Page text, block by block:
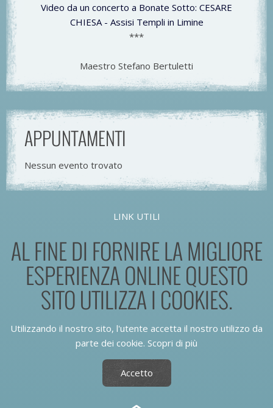
Video da un concerto a Bonate Sotto: CESARE
CHIESA - Assisi Templi in Limine
***
Maestro Stefano Bertuletti
APPUNTAMENTI
Nessun evento trovato
LINK UTILI
AL FINE DI FORNIRE LA MIGLIORE
ESPERIENZA ONLINE QUESTO
SITO UTILIZZA I COOKIES.
Utilizzando il nostro sito, l'utente accetta il nostro utilizzo da
parte dei cookie. Scopri di più
Accetto